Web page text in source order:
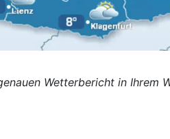
Wetterbericht in Ihrem